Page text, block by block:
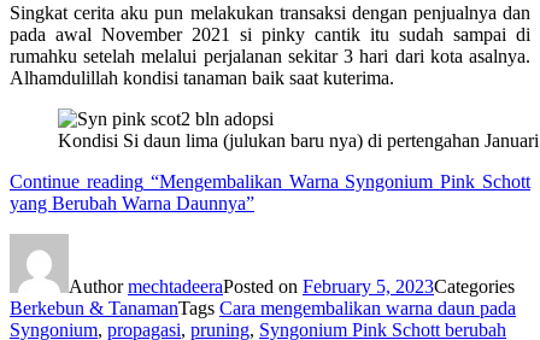
Singkat cerita aku pun melakukan transaksi dengan penjualnya dan
pada awal November 2021 si pinky cantik itu sudah sampai di
rumahku setelah melalui perjalanan sekitar 3 hari dari kota asalnya.
Alhamdulillah kondisi tanaman baik saat kuterima.
Kondisi Si daun lima (julukan baru nya) di pertengahan
Continue reading“Mengembalikan Warna Syngonium Pink Schott
yang Berubah Warna Daunnya”
AuthormechtadeeraPosted on February 5, 2023Categories
Berkebun & TanamanTags Cara mengembalikan warna daun pada
Syngonium, propagasi, pruning, Syngonium Pink Schott berubah